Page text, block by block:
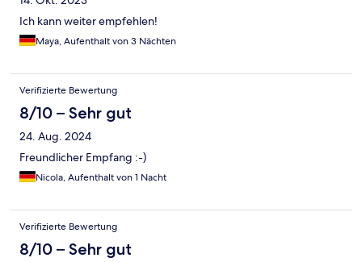
Ich kann weiter empfehlen!
Maya, Aufenthalt von 3 Nächten
Verifizierte Bewertung
8/10 – Sehr gut
24. Aug. 2024
Freundlicher Empfang :-)
Nicola, Aufenthalt von 1 Nacht
Verifizierte Bewertung
8/10 – Sehr gut